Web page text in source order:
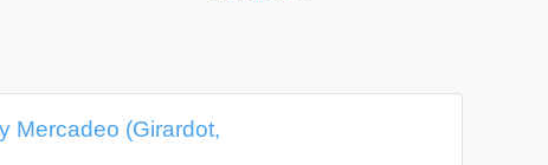
Mercadeo (Girardot,